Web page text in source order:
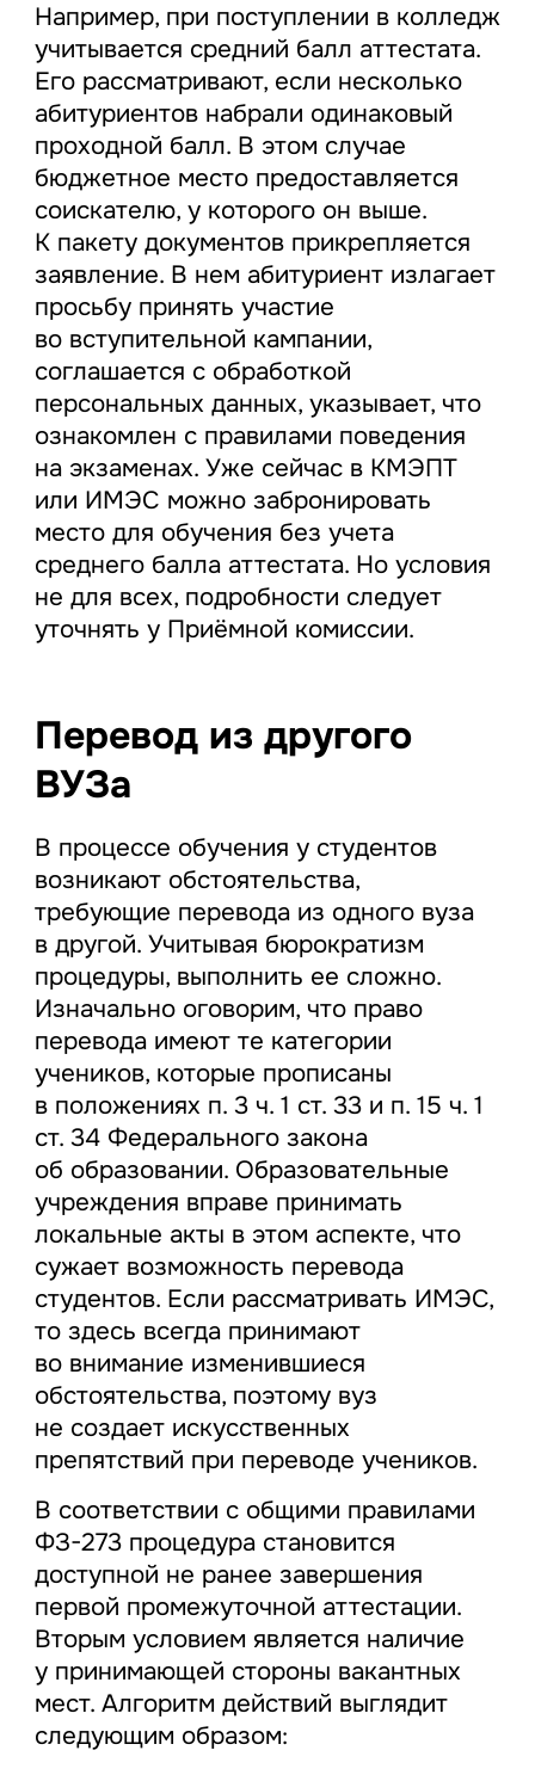
Например, при поступлении в колледж
учитывается средний балл аттестата.
Его рассматривают, если несколько
абитуриентов набрали одинаковый
проходной балл. В этом случае
бюджетное место предоставляется
соискателю, у которого он выше.
К пакету документов прикрепляется
заявление. В нем абитуриент излагает
просьбу принять участие
во вступительной кампании,
соглашается с обработкой
персональных данных, указывает, что
ознакомлен с правилами поведения
на экзаменах. Уже сейчас в КМЭПТ
или ИМЭС можно забронировать
место для обучения без учета
среднего балла аттестата. Но условия
не для всех, подробности следует
уточнять у Приёмной комиссии.
Перевод из другого
ВУЗа
В процессе обучения у студентов
возникают обстоятельства,
требующие перевода из одного вуза
в другой. Учитывая бюрократизм
процедуры, выполнить ее сложно.
Изначально оговорим, что право
перевода имеют те категории
учеников, которые прописаны
в положениях п. 3 ч. 1 ст. 33 и п. 15 ч. 1
ст. 34 Федерального закона
об образовании. Образовательные
учреждения вправе принимать
локальные акты в этом аспекте, что
сужает возможность перевода
студентов. Если рассматривать ИМЭС,
то здесь всегда принимают
во внимание изменившиеся
обстоятельства, поэтому вуз
не создает искусственных
препятствий при переводе учеников.
В соответствии с общими правилами
ФЗ-273 процедура становится
доступной не ранее завершения
первой промежуточной аттестации.
Вторым условием является наличие
у принимающей стороны вакантных
мест. Алгоритм действий выглядит
следующим образом: